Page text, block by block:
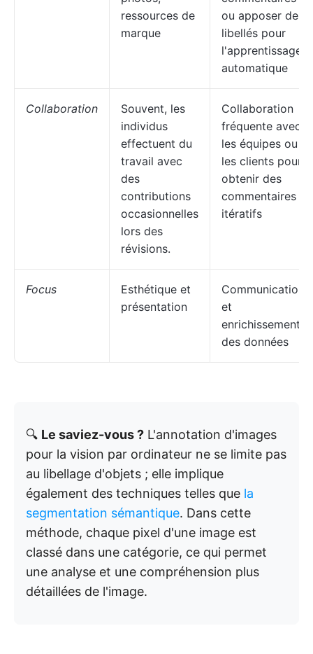
ressources de
marque
ou apposer des
libellés pour
l'apprentissage
automatique
Collaboration
Souvent, les
individus
effectuent du
travail avec
des
contributions
occasionnelles
lors des
révisions.
Collaboration
fréquente avec
les équipes ou
les clients pour
obtenir des
commentaires
itératifs
Focus
Esthétique et
présentation
Communication
et
enrichissement
des données
🔍 Le saviez-vous ? L'annotation d'images
pour la vision par ordinateur ne se limite pas
au libellage d'objets ; elle implique
également des techniques telles que la
segmentation sémantique. Dans cette
méthode, chaque pixel d'une image est
classé dans une catégorie, ce qui permet
une analyse et une compréhension plus
détaillées de l'image.